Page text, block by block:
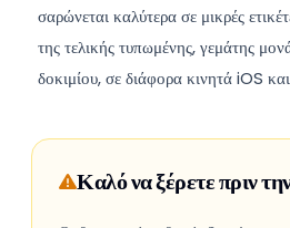
σαρώνεται καλύτερα σε μικρές
της τελικής τυπωμένης, γεμάτης
δοκιμίου, σε διάφορα κινητά iOS
Καλό να ξέρετε πριν